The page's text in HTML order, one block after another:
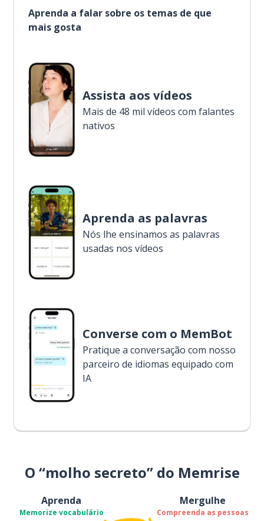
Aprenda a falar sobre os temas de que
mais gosta
Assista aos vídeos
Mais de 48 mil vídeos com falantes
nativos
Aprenda as palavras
Nós lhe ensinamos as palavras
usadas nos vídeos
Converse com o MemBot
Pratique a conversação com nosso
parceiro de idiomas equipado com
IA
O “molho secreto” do Memrise
Aprenda
Memorize vocabulário
Mergulhe
Compreenda as pessoas